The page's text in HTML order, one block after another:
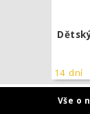
14 dní
Vše o